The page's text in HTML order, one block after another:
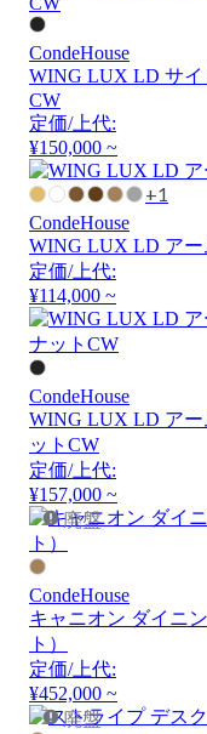
CondeHouse
WING LUX LD サイ
CW
定価/上代:
¥150,000 ~
+1
CondeHouse
WING LUX LD ア
定価/上代:
¥114,000 ~
CondeHouse
WING LUX LD アー
ットCW
定価/上代:
¥157,000 ~
廃盤
CondeHouse
キャニオン ダイニ
ト）
定価/上代:
¥452,000 ~
廃盤